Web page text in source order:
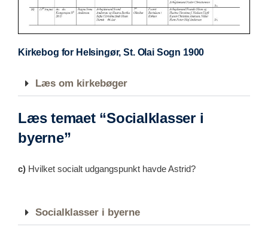
Kirkebog for Helsingør, St. Olai Sogn 1900
Læs om kirkebøger
Læs temaet “Socialklasser i
byerne”
c) Hvilket socialt udgangspunkt havde Astrid?
Socialklasser i byerne